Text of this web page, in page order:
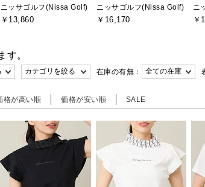
ニッサゴルフ(Nissa Golf)
￥13,860
ニッサゴルフ(Nissa Golf)
￥16,170
ニ
￥
す。
在庫の有無：
格が高い順 価格が安い順 SALE